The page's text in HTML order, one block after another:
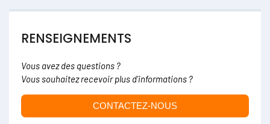
RENSEIGNEMENTS
Vous avez des questions ?
Vous souhaitez recevoir plus d'informations ?
CONTACTEZ-NOUS